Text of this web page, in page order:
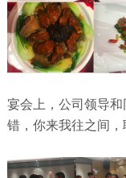
宴会上，公司领导
错，你来我往之间，